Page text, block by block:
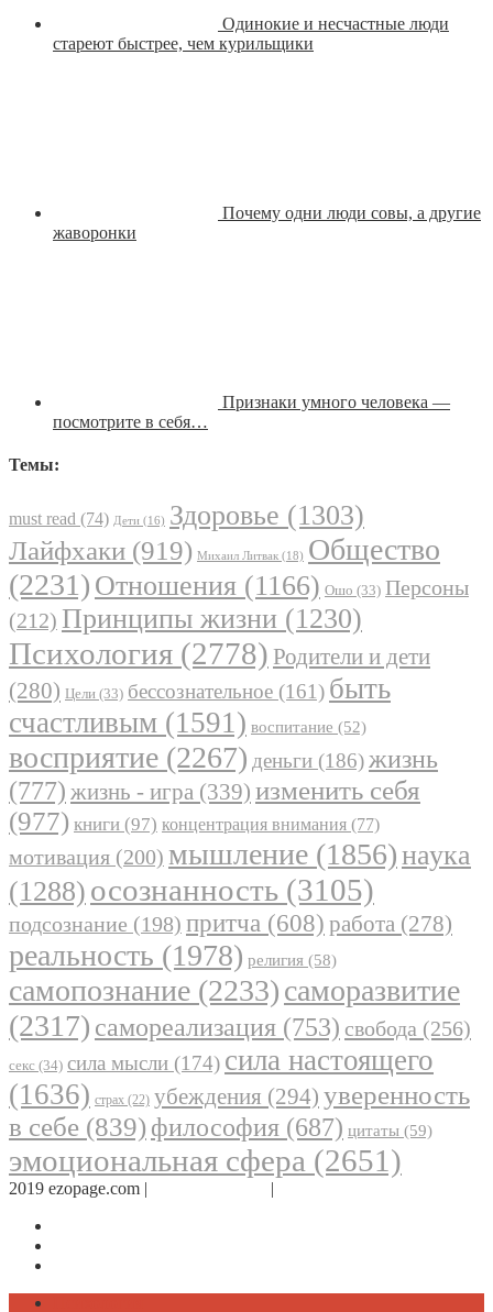
Одинокие и несчастные люди
стареют быстрее, чем курильщики
Почему одни люди совы, а другие
жаворонки
Признаки умного человека —
посмотрите в себя…
Темы:
must read (74) Дети (16) Здоровье (1303)
Лайфхаки (919) Михаил Литвак (18) Общество
(2231) Отношения (1166) Ошо (33) Персоны
(212) Принципы жизни (1230)
Психология (2778) Родители и дети
(280) Цели (33) бессознательное (161) быть
счастливым (1591) воспитание (52)
восприятие (2267) деньги (186)жизнь
(777) жизнь - игра (339) изменить себя
(977) книги (97) концентрация внимания (77)
мотивация (200) мышление (1856)наука
(1288) осознанность (3105)
подсознание (198) притча (608) работа (278)
реальность (1978) религия (58)
самопознание (2233)саморазвитие
(2317) самореализация (753) свобода (256)
секс (34) сила мысли (174) сила настоящего
(1636) страх (22) убеждения (294) уверенность
в себе (839) философия (687) цитаты (59)
эмоциональная сфера (2651)
2019 ezopage.com | |